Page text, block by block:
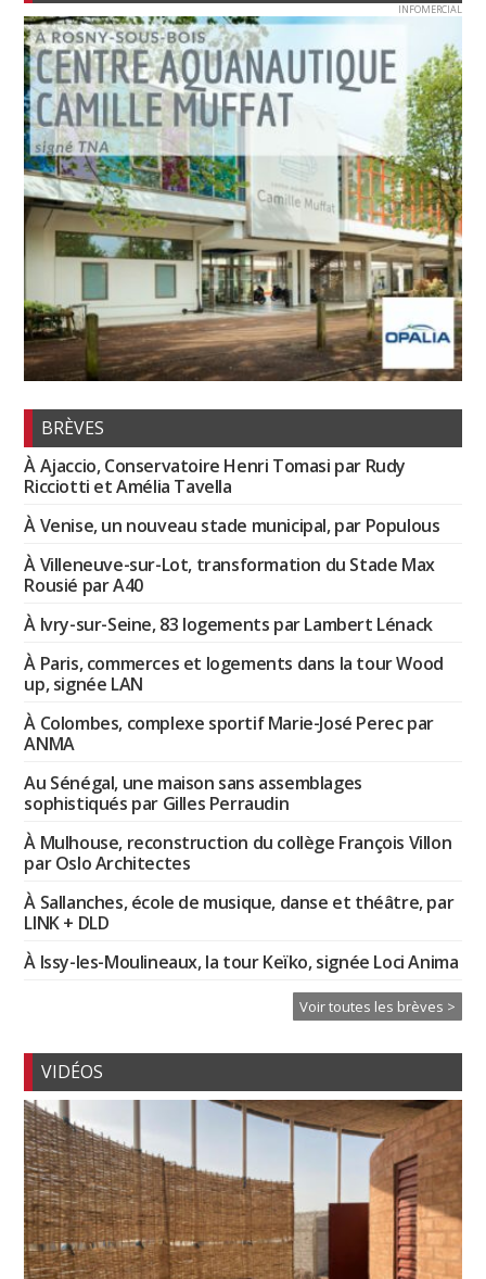
INFOMERCIAL
BRÈVES
À Ajaccio, Conservatoire Henri Tomasi par Rudy
Ricciotti et Amélia Tavella
À Venise, un nouveau stade municipal, par Populous
À Villeneuve-sur-Lot, transformation du Stade Max
Rousié par A40
À Ivry-sur-Seine, 83 logements par Lambert Lénack
À Paris, commerces et logements dans la tour Wood
up, signée LAN
À Colombes, complexe sportif Marie-José Perec par
ANMA
Au Sénégal, une maison sans assemblages
sophistiqués par Gilles Perraudin
À Mulhouse, reconstruction du collège François Villon
par Oslo Architectes
À Sallanches, école de musique, danse et théâtre, par
LINK + DLD
À Issy-les-Moulineaux, la tour Keïko, signée Loci Anima
Voir toutes les brèves >
VIDÉOS